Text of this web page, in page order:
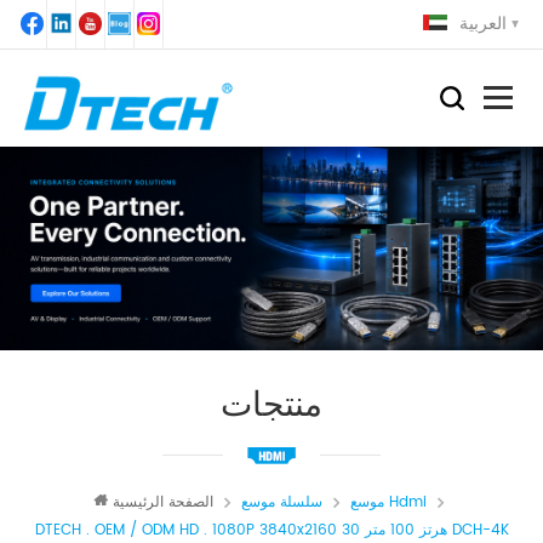
العربية
منتجات
الصفحة الرئيسية سلسلة موسع
موسع Hdmi
DTECH . OEM / ODM HD . 1080P 3840x2160 30 هرتز 100 متر DCH-4K